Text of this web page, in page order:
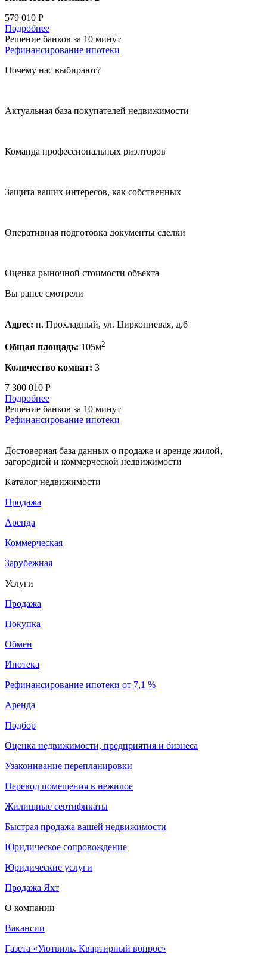
579 010 Р
Подробнее
Решение банков за 10 минут
Рефинансирование ипотеки
Почему нас выбирают?
Актуальная база покупателей недвижимости
Команда профессиональных риэлторов
Защита ваших интересов, как собственных
Оперативная подготовка документы сделки
Оценка рыночной стоимости объекта
Вы ранее смотрели
Адрес: п. Прохладный, ул. Циркониевая, д.6
Общая площадь: 105м2
Количество комнат: 3
7 300 010 Р
Подробнее
Решение банков за 10 минут
Рефинансирование ипотеки
Достоверная база данных о продаже и аренде жилой,
загородной и коммерческой недвижимости
Каталог недвижимости
Продажа
Аренда
Коммерческая
Зарубежная
Услуги
Продажа
Покупка
Обмен
Ипотека
Рефинансирование ипотеки от 7,1 %
Аренда
Подбор
Оценка недвижимости, предприятия и бизнеса
Узаконивание перепланировки
Перевод помещения в нежилое
Жилищные сертификаты
Быстрая продажа вашей недвижимости
Юридическое сопровождение
Юридические услуги
Продажа Яхт
О компании
Вакансии
Газета «Уютвиль. Квартирный вопрос»